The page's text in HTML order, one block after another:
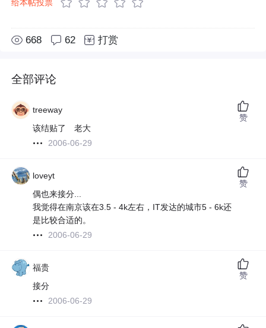
给本帖投票
668 62 打赏
全部评论
treeway
该结贴了 老大
2006-06-29
赞
loveyt
偶也来接分...
我觉得在南京该在3.5 - 4k左右，IT发达的城市5 - 6k还
是比较合适的。
2006-06-29
赞
福贵
接分
2006-06-29
赞